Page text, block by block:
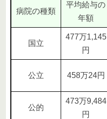
病院の種類
平均給与の
年額
国立
477万1,145
円
公立 458万24円
公的
473万9,484
円